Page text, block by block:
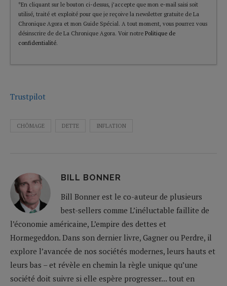
*En cliquant sur le bouton ci-dessus, j’accepte que mon e-mail saisi soit
utilisé, traité et exploité pour que je reçoive la newsletter gratuite de La
Chronique Agora et mon Guide Spécial. A tout moment, vous pourrez vous
désinscrire de de La Chronique Agora. Voir notre Politique de
confidentialité.
Trustpilot
CHÔMAGE DETTE INFLATION
BILL BONNER
Bill Bonner est le co-auteur de plusieurs
best-sellers comme L’inéluctable faillite de
l’économie américaine, L’empire des dettes et
Hormegeddon. Dans son dernier livre, Gagner ou Perdre, il
explore l’avancée de nos sociétés modernes, leurs hauts et
leurs bas – et révèle en chemin la règle unique qu’une
société doit suivre si elle espère progresser... tout en